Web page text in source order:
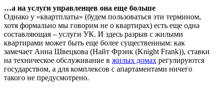
…а на услуги управленцев она еще больше
Однако у «квартплаты» (будем пользоваться эти термином,
хотя формально мы говорим не о квартирах) есть еще одна
составляющая – услуги УК. И здесь разрыв с жилыми
квартирами может быть еще более существенным: как
замечает Анна Швецкова (Найт Фрэнк (Knight Frank)), ставки
на техническое обслуживание в жилых домах регулируются
государством, а для комплексов с апартаментами ничего
такого не предусмотрено.